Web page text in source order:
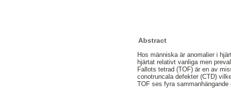
Abstract
Hos människa är anomalier i
hjärtat relativt vanliga men
Fallots tetrad (TOF) är en av
conotruncala defekter (CTD)
TOF ses fyra